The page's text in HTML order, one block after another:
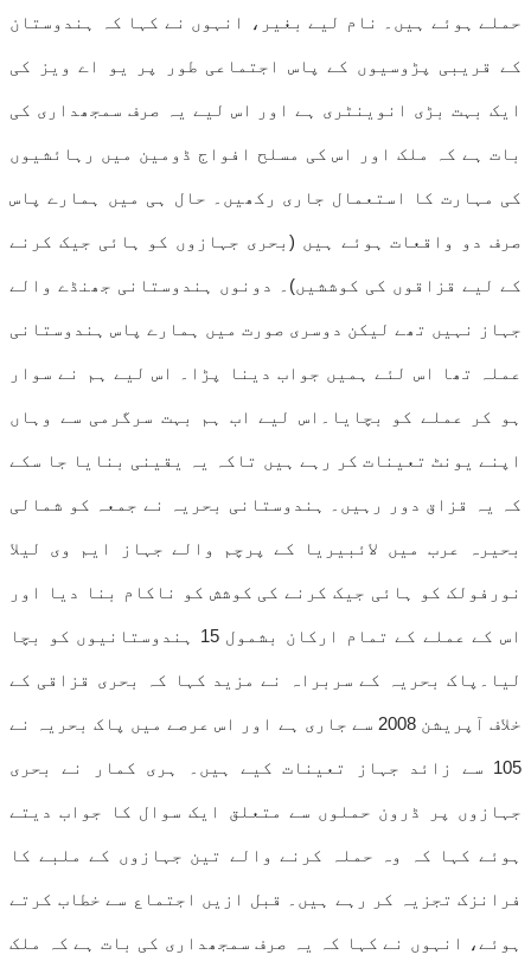
حملے ہوئے ہیں۔ نام لیے بغیر، انہوں نے کہا کہ ہندوستان
کے قریبی پڑوسیوں کے پاس اجتماعی طور پر یو اے ویز کی
ایک بہت بڑی انوینٹری ہے اور اس لیے یہ صرف سمجھداری کی
بات ہے کہ ملک اور اس کی مسلح افواج ڈومین میں رہائشیوں
کی مہارت کا استعمال جاری رکھیں۔ حال ہی میں ہمارے پاس
صرف دو واقعات ہوئے ہیں (بحری جہازوں کو ہائی جیک کرنے
کے لیے قزاقوں کی کوششیں)۔ دونوں ہندوستانی جھنڈے والے
جہاز نہیں تھے لیکن دوسری صورت میں ہمارے پاس ہندوستانی
عملہ تھا اس لئے ہمیں جواب دینا پڑا۔ اس لیے ہم نے سوار
ہو کر عملے کو بچایا۔اس لیے اب ہم بہت سرگرمی سے وہاں
اپنے یونٹ تعینات کر رہے ہیں تاکہ یہ یقینی بنایا جا سکے
کہ یہ قزاق دور رہیں۔ ہندوستانی بحریہ نے جمعہ کو شمالی
بحیرہ عرب میں لائبیریا کے پرچم والے جہاز ایم وی لیلا
نورفولک کو ہائی جیک کرنے کی کوشش کو ناکام بنا دیا اور
اس کے عملے کے تمام ارکان بشمول 15 ہندوستانیوں کو بچا
لیا۔پاک بحریہ کے سربراہ نے مزید کہا کہ بحری قزاقی کے
خلاف آپریشن 2008 سے جاری ہے اور اس عرصے میں پاک بحریہ نے
105 سے زائد جہاز تعینات کیے ہیں۔ ہری کمار نے بحری
جہازوں پر ڈرون حملوں سے متعلق ایک سوال کا جواب دیتے
ہوئے کہا کہ وہ حملہ کرنے والے تین جہازوں کے ملبے کا
فرانزک تجزیہ کر رہے ہیں۔ قبل ازیں اجتماع سے خطاب کرتے
ہوئے، انہوں نے کہا کہ یہ صرف سمجھداری کی بات ہے کہ ملک